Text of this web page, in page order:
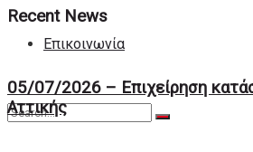
Eπικοινωνία
Recent News
05/07/2026 – Επιχείρηση
Αττικής